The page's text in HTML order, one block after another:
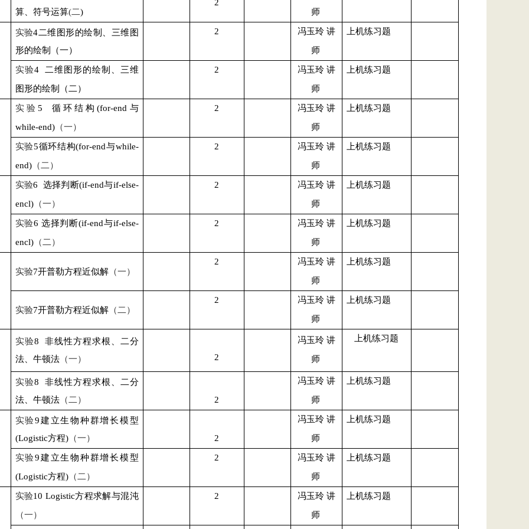
算、符号运算(二)
2
师
实验4二维图形的绘制、三维图
形的绘制（一）
2
冯玉玲 讲
师
上机练习题
实验4
二维图形的绘制、三维
图形的绘制（二）
2
冯玉玲 讲
师
上机练习题
实验 5 循环结构(for-end 与
while-end)（一）
2
冯玉玲 讲
师
上机练习题
实验5循环结构(for-end与while-
end)（二）
2
冯玉玲 讲
师
上机练习题
实验6 选择判断(if-end与if-else-
encl)（一）
2
冯玉玲 讲
师
上机练习题
实验6 选择判断(if-end与if-else-
encl)（二）
2
冯玉玲 讲
师
上机练习题
实验7开普勒方程近似解（一）
2
冯玉玲 讲
师
上机练习题
实验7开普勒方程近似解（二）
2
冯玉玲 讲
师
上机练习题
实验8 非线性方程求根、二分
法、牛顿法（一） 2
冯玉玲 讲
师
上机练习题
实验8 非线性方程求根、二分
法、牛顿法（二） 2
冯玉玲 讲
师
上机练习题
实验9建立生物种群增长模型
(Logistic方程)（一） 2
冯玉玲 讲
师
上机练习题
实验9建立生物种群增长模型
(Logistic方程)（二）
2
冯玉玲 讲
师
上机练习题
实验10 Logistic方程求解与混沌
（一）
2
冯玉玲 讲
师
上机练习题